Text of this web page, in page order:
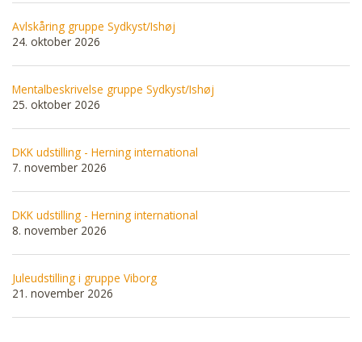
Avlskåring gruppe Sydkyst/Ishøj
24. oktober 2026
Mentalbeskrivelse gruppe Sydkyst/Ishøj
25. oktober 2026
DKK udstilling - Herning international
7. november 2026
DKK udstilling - Herning international
8. november 2026
Juleudstilling i gruppe Viborg
21. november 2026